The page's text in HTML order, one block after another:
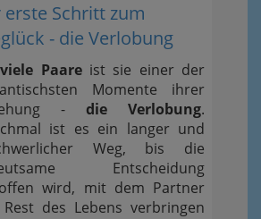
erste Schritt zum
- die Verlobung
viele Paareist sie einer der
Momente ihrer
- die Verlobung.
ist es ein langer und
Weg, bis die
Entscheidung
wird, mit dem Partner
des Lebens verbringen